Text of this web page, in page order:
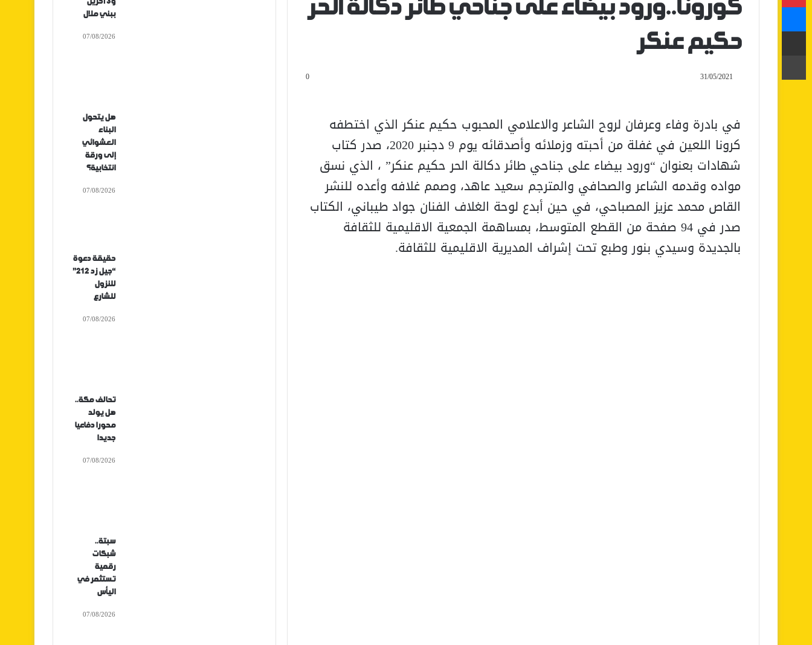
كورونا..ورود بيضاء على جناحي طائر دكالة الحر
حكيم عنكر
31/05/2021
0
في بادرة وفاء وعرفان لروح الشاعر والاعلامي المحبوب حكيم عنكر الذي اختطفه
كرونا اللعين في غفلة من أحبته وزملائه وأصدقائه يوم 9 دجنبر 2020، صدر كتاب
شهادات بعنوان “ورود بيضاء على جناحي طائر دكالة الحر حكيم عنكر” ، الذي نسق
مواده وقدمه الشاعر والصحافي والمترجم سعيد عاهد، وصمم غلافه وأعده للنشر
القاص محمد عزيز المصباحي، في حين أبدع لوحة الغلاف الفنان جواد طيباني، الكتاب
صدر في 94 صفحة من القطع المتوسط، بمساهمة الجمعية الاقليمية للثقافة
بالجديدة وسيدي بنور وطبع تحت إشراف المديرية الاقليمية للثقافة.
ببني ملال
07/08/2026
هل يتحول
البناء
العشوائي
إلى ورقة
انتخابية؟
07/08/2026
حقيقة دعوة
“جيل زد 212”
للنزول
للشارع
07/08/2026
تحالف مكة..
هل يولد
محورا دفاعيا
جديدا
07/08/2026
سبتة..
شبكات
رقمية
تستثمر في
اليأس
07/08/2026